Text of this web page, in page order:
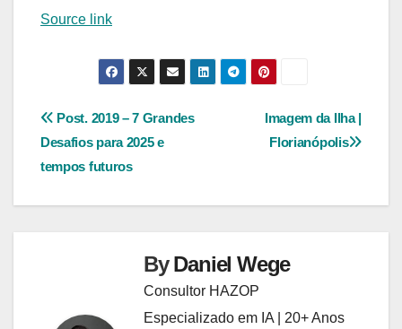
Source link
Navegação
de
Imagem da Ilha |
Florianópolis
Post. 2019 – 7 Grandes
Desafios para 2025 e
tempos futuros
ByDaniel Wege
Consultor HAZOP
Especializado em IA | 20+ Anos